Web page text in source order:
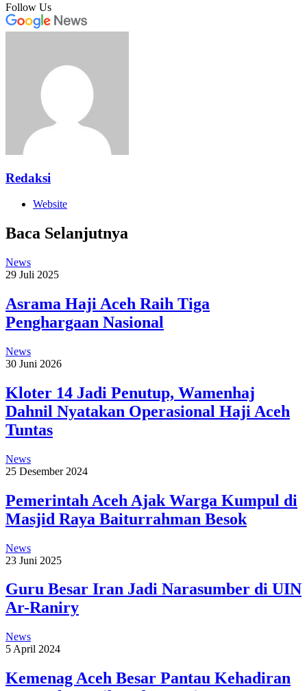
Follow Us
Redaksi
Website
Baca Selanjutnya
News
29 Juli 2025
Asrama Haji Aceh Raih Tiga
Penghargaan Nasional
News
30 Juni 2026
Kloter 14 Jadi Penutup, Wamenhaj
Dahnil Nyatakan Operasional Haji Aceh
Tuntas
News
25 Desember 2024
Pemerintah Aceh Ajak Warga Kumpul di
Masjid Raya Baiturrahman Besok
News
23 Juni 2025
Guru Besar Iran Jadi Narasumber di UIN
Ar-Raniry
News
5 April 2024
Kemenag Aceh Besar Pantau Kehadiran